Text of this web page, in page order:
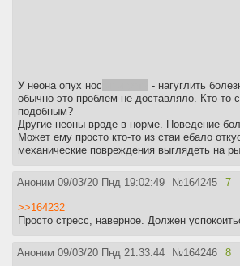
может повредить да и сама вода будет
Как снизить температуру воды летом?
Из всех доступных и эффективных способов
компьютерных кулеров в крышку.
понижаться за счет испарения.
Нужна ли подача СО2?
Система требует дополнительных вложений
аквариуме и небольшим количеством
нужно. Если хочешь иметь густой сад, то
обойдется в 6-8к рублей. Фирменные — еще
У неона опух нос
- нагуглить
обычно это проблем не доставляло. Кто-то
подобным?
Другие неоны вроде в норме. Поведение
Может ему просто кто-то из стаи ебало
механические повреждения выглядеть на
Аноним 09/03/20 Пнд 19:02:49 №164245 7
>>164232
Просто стресс, наверное. Должен
Аноним 09/03/20 Пнд 21:33:44 №164246 8